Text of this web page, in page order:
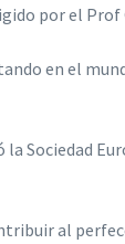
por el Prof
en el
la Sociedad
al